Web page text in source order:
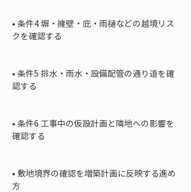
• 条件4 塀・擁壁・庇・雨樋などの越境リス
クを確認する
• 条件5 排水・雨水・設備配管の通り道を確
認する
• 条件6 工事中の仮設計画と隣地への影響を
確認する
• 敷地境界の確認を増築計画に反映する進め
方